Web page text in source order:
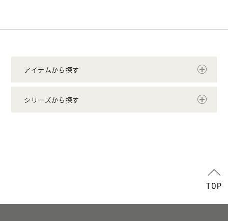
アイテムから探す
シリーズから探す
TOP